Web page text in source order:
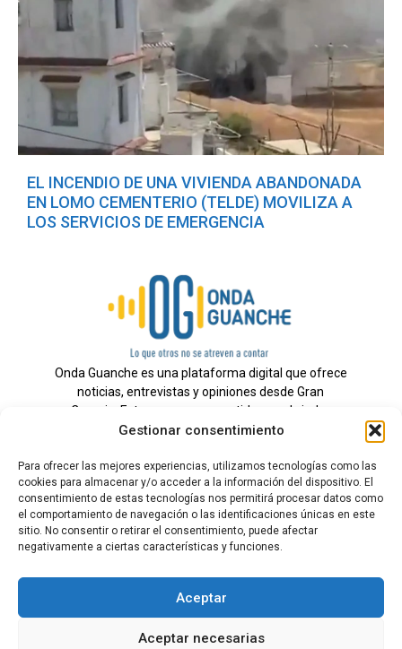
Gestionar consentimiento
Para ofrecer las mejores experiencias, utilizamos tecnologías como las
cookies para almacenar y/o acceder a la información del dispositivo. El
consentimiento de estas tecnologías nos permitirá procesar datos como
el comportamiento de navegación o las identificaciones únicas en este
sitio. No consentir o retirar el consentimiento, puede afectar
negativamente a ciertas características y funciones.
Aceptar
Aceptar necesarias
EL INCENDIO DE UNA VIVIENDA ABANDONADA
EN LOMO CEMENTERIO (TELDE) MOVILIZA A
LOS SERVICIOS DE EMERGENCIA
Onda Guanche es una plataforma digital que ofrece
noticias, entrevistas y opiniones desde Gran
Canaria. Estamos comprometidos con brindar
información veraz y un periodismo independiente a
Todos los derechos reservados.
Radio
Contacto
Aviso Legal